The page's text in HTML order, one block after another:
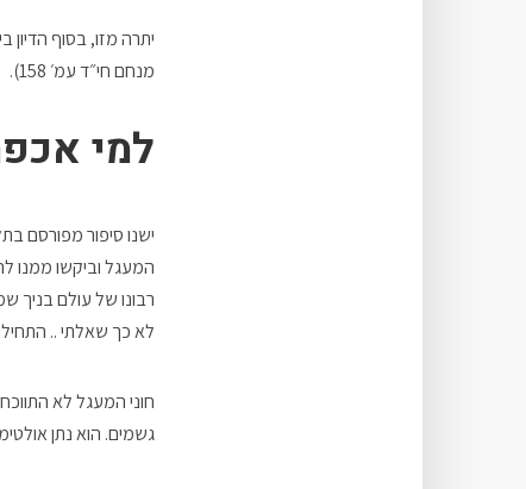
יתרה מזו, בסוף הדיון
מנחם חי״ד עמ׳ 158).
למי
ישנו סיפור מפורסם
המעגל וביקשו ממנו
רבונו של עולם בניך
לא כך שאלתי ..
חוני המעגל לא
גשמים. הוא נתן